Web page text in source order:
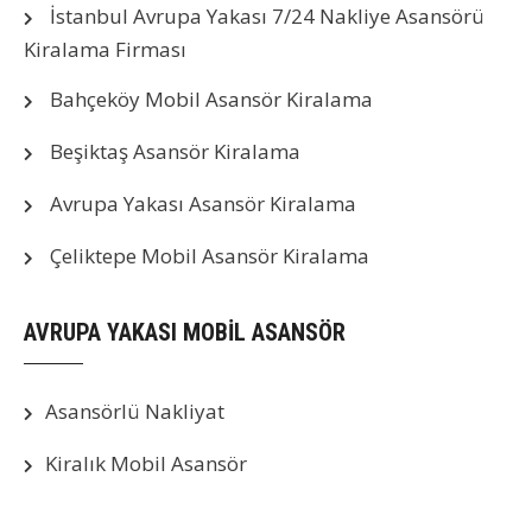
İstanbul Avrupa Yakası 7/24 Nakliye Asansörü
Kiralama Firması
Bahçeköy Mobil Asansör Kiralama
Beşiktaş Asansör Kiralama
Avrupa Yakası Asansör Kiralama
Çeliktepe Mobil Asansör Kiralama
AVRUPA YAKASI MOBİL ASANSÖR
Asansörlü Nakliyat
Kiralık Mobil Asansör